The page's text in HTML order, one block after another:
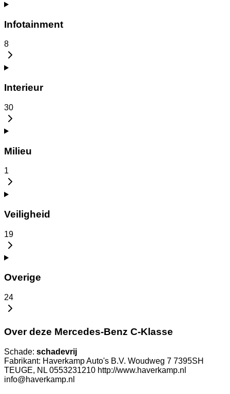
Infotainment
8
Interieur
30
Milieu
1
Veiligheid
19
Overige
24
Over deze Mercedes-Benz C-Klasse
Schade: schadevrij
Fabrikant: Haverkamp Auto's B.V. Woudweg 7 7395SH
TEUGE, NL 0553231210 http://www.haverkamp.nl
info@haverkamp.nl